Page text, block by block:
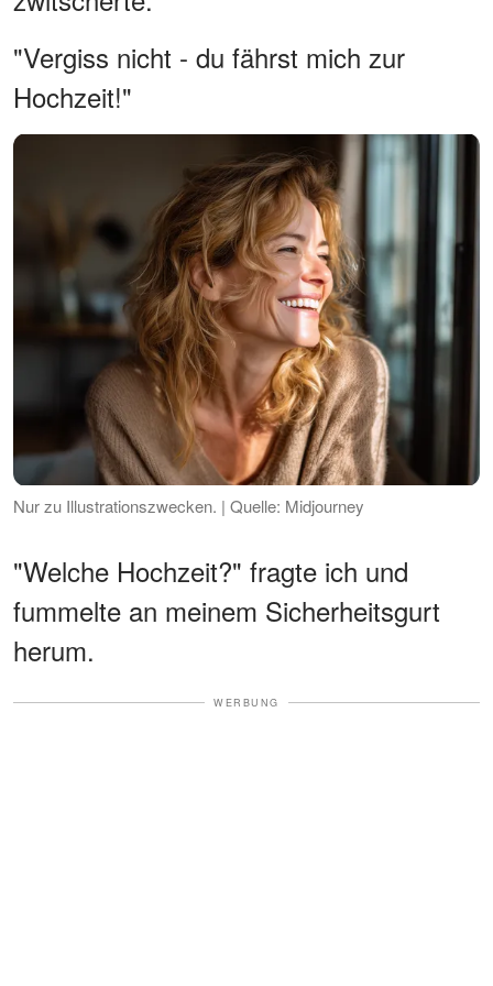
"Vergiss nicht - du fährst mich zur
Hochzeit!"
Nur zu Illustrationszwecken. | Quelle: Midjourney
"Welche Hochzeit?" fragte ich und
fummelte an meinem Sicherheitsgurt
herum.
WERBUNG